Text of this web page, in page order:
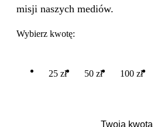
misji naszych mediów.
Wybierz kwotę:
25 zł 50 zł 100 zł